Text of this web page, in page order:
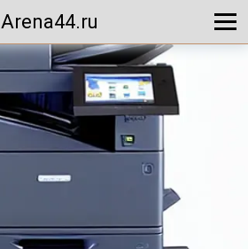
Arena44.ru